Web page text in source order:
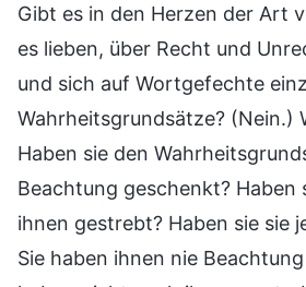
Gibt es in den Herzen der Art
es lieben, über Recht und
und sich auf Wortgefechte
Wahrheitsgrundsätze? (Nein.)
Haben sie den
Beachtung geschenkt? Haben
ihnen gestrebt? Haben sie sie
Sie haben ihnen nie